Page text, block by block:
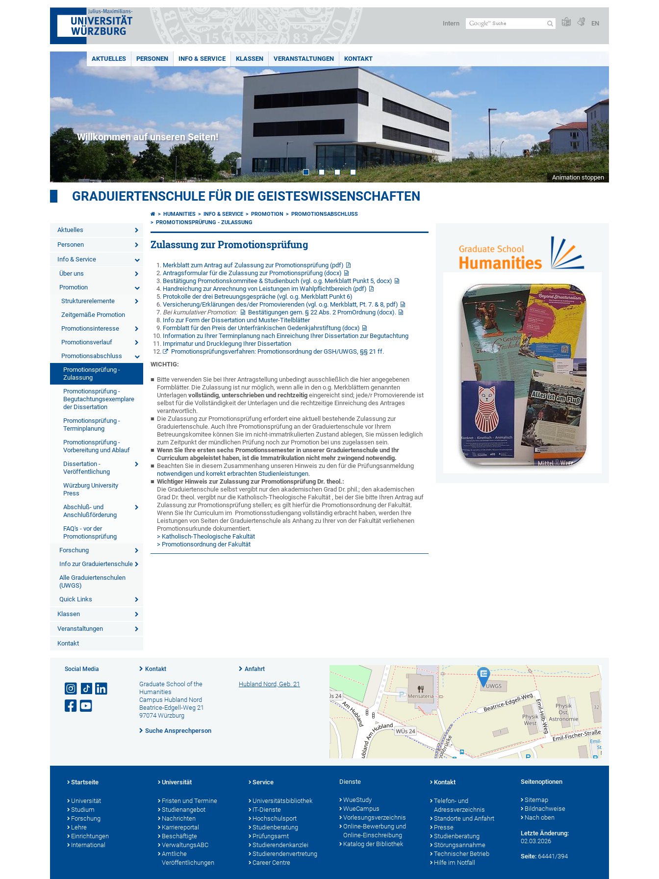
Intern EN
AKTUELLES PERSONEN INFO & SERVICE KLASSEN VERANSTALTUNGEN KONTAKT
Willkommen auf unseren Seiten!
Animation stoppen
GRADUIERTENSCHULE FÜR DIE GEISTESWISSENSCHAFTEN
Aktuelles
Personen
Info & Service
Über uns
Promotion
Strukturerelemente
Zeitgemäße Promotion
Promotionsinteresse
Promotionsverlauf
Promotionsabschluss
Promotionsprüfung -
Zulassung
Promotionsprüfung -
Begutachtungsexemplare
der Dissertation
Promotionsprüfung -
Terminplanung
Promotionsprüfung -
Vorbereitung und Ablauf
Dissertation -
Veröffentlichung
Würzburg University
Press
Abschluß- und
Anschlußförderung
FAQ's - vor der
Promotionsprüfung
Forschung
Info zur Graduiertenschule
Alle Graduiertenschulen
(UWGS)
Quick Links
Klassen
Veranstaltungen
Kontakt
HUMANITIES INFO & SERVICE PROMOTION
PROMOTIONSABSCHLUSS
PROMOTIONSPRÜFUNG - ZULASSUNG
Zulassung zur Promotionsprüfung
Merkblatt zum Antrag auf Zulassung zur Promotionsprüfung (pdf)
Antragsformular für die Zulassung zur Promotionsprüfung (docx)
Bestätigung Promotionskommitee & Studienbuch (vgl. o.g. Merkblatt Punkt 5, docx)
Handreichung zur Anrechnung von Leistungen im Wahlpflichtbereich (pdf)
Protokolle der drei Betreuungsgespräche (vgl. o.g. Merkblatt Punkt 6)
Versicherung/Erklärungen des/der Promovierenden (vgl. o.g. Merkblatt, Pt. 7. & 8, pdf)
Bei kumulativer Promotion:
Bestätigungen gem. § 22 Abs. 2 PromOrdnung (docx).
Info zur Form der Dissertation und Muster-Titelblätter
Formblatt für den Preis der Unterfränkischen Gedenkjahrstiftung (docx)
Information zu Ihrer Terminplanung nach Einreichung Ihrer Dissertation zur Begutachtung
Imprimatur und Drucklegung Ihrer Dissertation
Promotionsprüfungsverfahren: Promotionsordnung der GSH/UWGS, §§ 21 ff.
WICHTIG:
Bitte verwenden Sie bei Ihrer Antragstellung unbedingt ausschließlich die hier angegebenen
Formblätter. Die Zulassung ist nur möglich, wenn alle in den o.g. Merkblättern genannten
Unterlagenvollständig, unterschrieben und rechtzeitig eingereicht sind; jede/r Promovierende ist
selbst für die Vollständigkeit der Unterlagen und die rechtzeitige Einreichung des Antrages
verantwortlich.
Die Zulassung zur Promotionsprüfung erfordert eine aktuell bestehende Zulassung zur
Graduiertenschule. Auch Ihre Promotionsprüfung an der Graduiertenschule vor Ihrem
Betreuungskomitee können Sie im nicht-immatrikulierten Zustand ablegen, Sie müssen lediglich
zum Zeitpunkt der mündlichen Prüfung noch zur Promotion bei uns zugelassen sein.
Wenn Sie Ihre ersten sechs Promotionssemester in unserer Graduiertenschule und Ihr
Curriculum abgeleistet haben, ist die Immatrikulation nicht mehr zwingend notwendig.
Beachten Sie in diesem Zusammenhang unseren Hinweis zu den für die Prüfungsanmeldung
notwendigen und korrekt erbrachten Studienleistungen.
Wichtiger Hinweis zur Zulassung zur Promotionsprüfung Dr. theol.:
Die Graduiertenschule selbst vergibt nur den akademischen Grad Dr. phil.; den akademischen
Grad Dr. theol. vergibt nur die Katholisch-Theologische Fakultät , bei der Sie bitte Ihren Antrag auf
Zulassung zur Promotionsprüfung stellen; es gilt hierfür die Promotionsordnung der Fakultät.
Wenn Sie Ihr Curriculum im Promotionsstudiengang vollständig erbracht haben, werden Ihre
Leistungen von Seiten der Graduiertenschule als Anhang zu Ihrer von der Fakultät verliehenen
Promotionsurkunde dokumentiert.
> Katholisch-Theologische Fakultät
> Promotionsordnung der Fakultät
Social Media Kontakt
Graduate School of the
Humanities
Campus Hubland Nord
Beatrice-Edgell-Weg 21
97074 Würzburg
Suche Ansprechperson
Anfahrt
Hubland Nord, Geb. 21
Startseite
Universität
Studium
Forschung
Lehre
Einrichtungen
International
Universität
Fristen und Termine
Studienangebot
Nachrichten
Karriereportal
Beschäftigte
VerwaltungsABC
Amtliche
Veröffentlichungen
Service
Universitätsbibliothek
IT-Dienste
Hochschulsport
Studienberatung
Prüfungsamt
Studierendenkanzlei
Studierendenvertretung
Career Centre
Dienste
WueStudy
WueCampus
Vorlesungsverzeichnis
Online-Bewerbung und
Online-Einschreibung
Katalog der Bibliothek
Kontakt
Telefon- und
Adressverzeichnis
Standorte und Anfahrt
Presse
Studienberatung
Störungsannahme
Technischer Betrieb
Hilfe im Notfall
Seitenoptionen
Sitemap
Bildnachweise
Nach oben
Letzte Änderung:
02.03.2026
Seite: 64441/394